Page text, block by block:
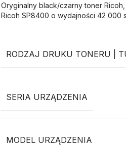
Oryginalny black/czarny toner
Ricoh SP8400 o wydajności 42 000
RODZAJ DRUKU TONERU |
SERIA URZĄDZENIA
MODEL URZĄDZENIA